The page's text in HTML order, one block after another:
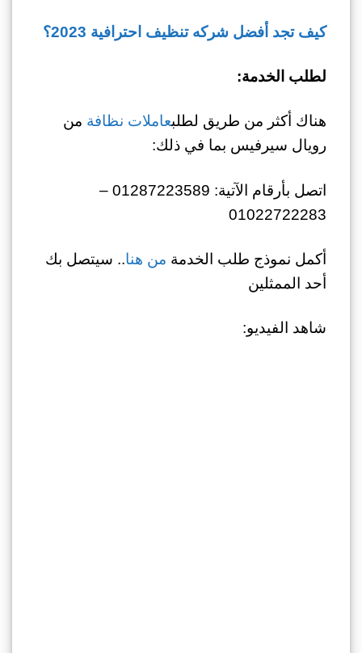
كيف تجد أفضل شركه تنظيف احترافية 2023؟
لطلب الخدمة:
هناك أكثر من طريق لطلبعاملات نظافة من
رويال سيرفيس بما في ذلك:
اتصل بأرقام الآتية: 01287223589 –
01022722283
أكمل نموذج طلب الخدمة من هنا.. سيتصل بك
أحد الممثلين
شاهد الفيديو: